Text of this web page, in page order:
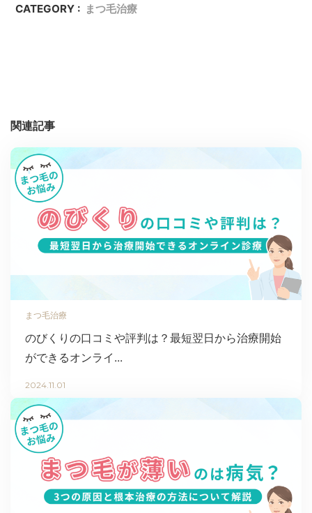
CATEGORY : まつ毛治療
関連記事
まつ毛治療
のびくりの口コミや評判は？最短翌日から治療開始
ができるオンライ...
2024.11.01